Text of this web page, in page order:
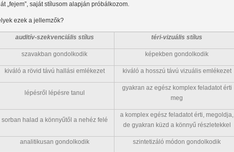
„fejem”, saját stílusom alapján próbálkozom.
ezek a jellemzők?
auditív-szekvenciális stílus téri-vizuális stílus
szavakban gondolkodik képekben gondolkodik
kiváló a rövid távú hallási emlékezet kiváló a hosszú távú vizuális emlékezet
lépésről lépésre tanul
gyakran az egész komplex feladatot érti
meg
sorban halad a könnyűtől a nehéz felé
a komplex egész feladatot érti, megoldja,
de gyakran küzd a könnyű részletekkel
analitikusan gondolkodik szintetizáló módon gondolkodik